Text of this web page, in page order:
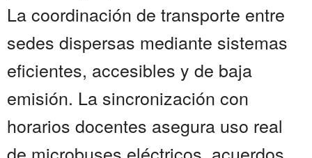
La coordinación de transporte entre
sedes dispersas mediante sistemas
eficientes, accesibles y de baja
emisión. La sincronización con
horarios docentes asegura uso real